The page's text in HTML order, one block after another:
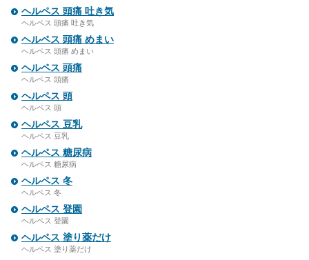
ヘルペス 頭痛 吐き気
ヘルペス 頭痛 吐き気
ヘルペス 頭痛 めまい
ヘルペス 頭痛 めまい
ヘルペス 頭痛
ヘルペス 頭痛
ヘルペス 頭
ヘルペス 頭
ヘルペス 豆乳
ヘルペス 豆乳
ヘルペス 糖尿病
ヘルペス 糖尿病
ヘルペス 冬
ヘルペス 冬
ヘルペス 登園
ヘルペス 登園
ヘルペス 塗り薬だけ
ヘルペス 塗り薬だけ